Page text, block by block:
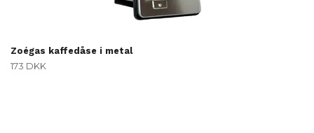
Zoégas kaffedåse i metal
173 DKK